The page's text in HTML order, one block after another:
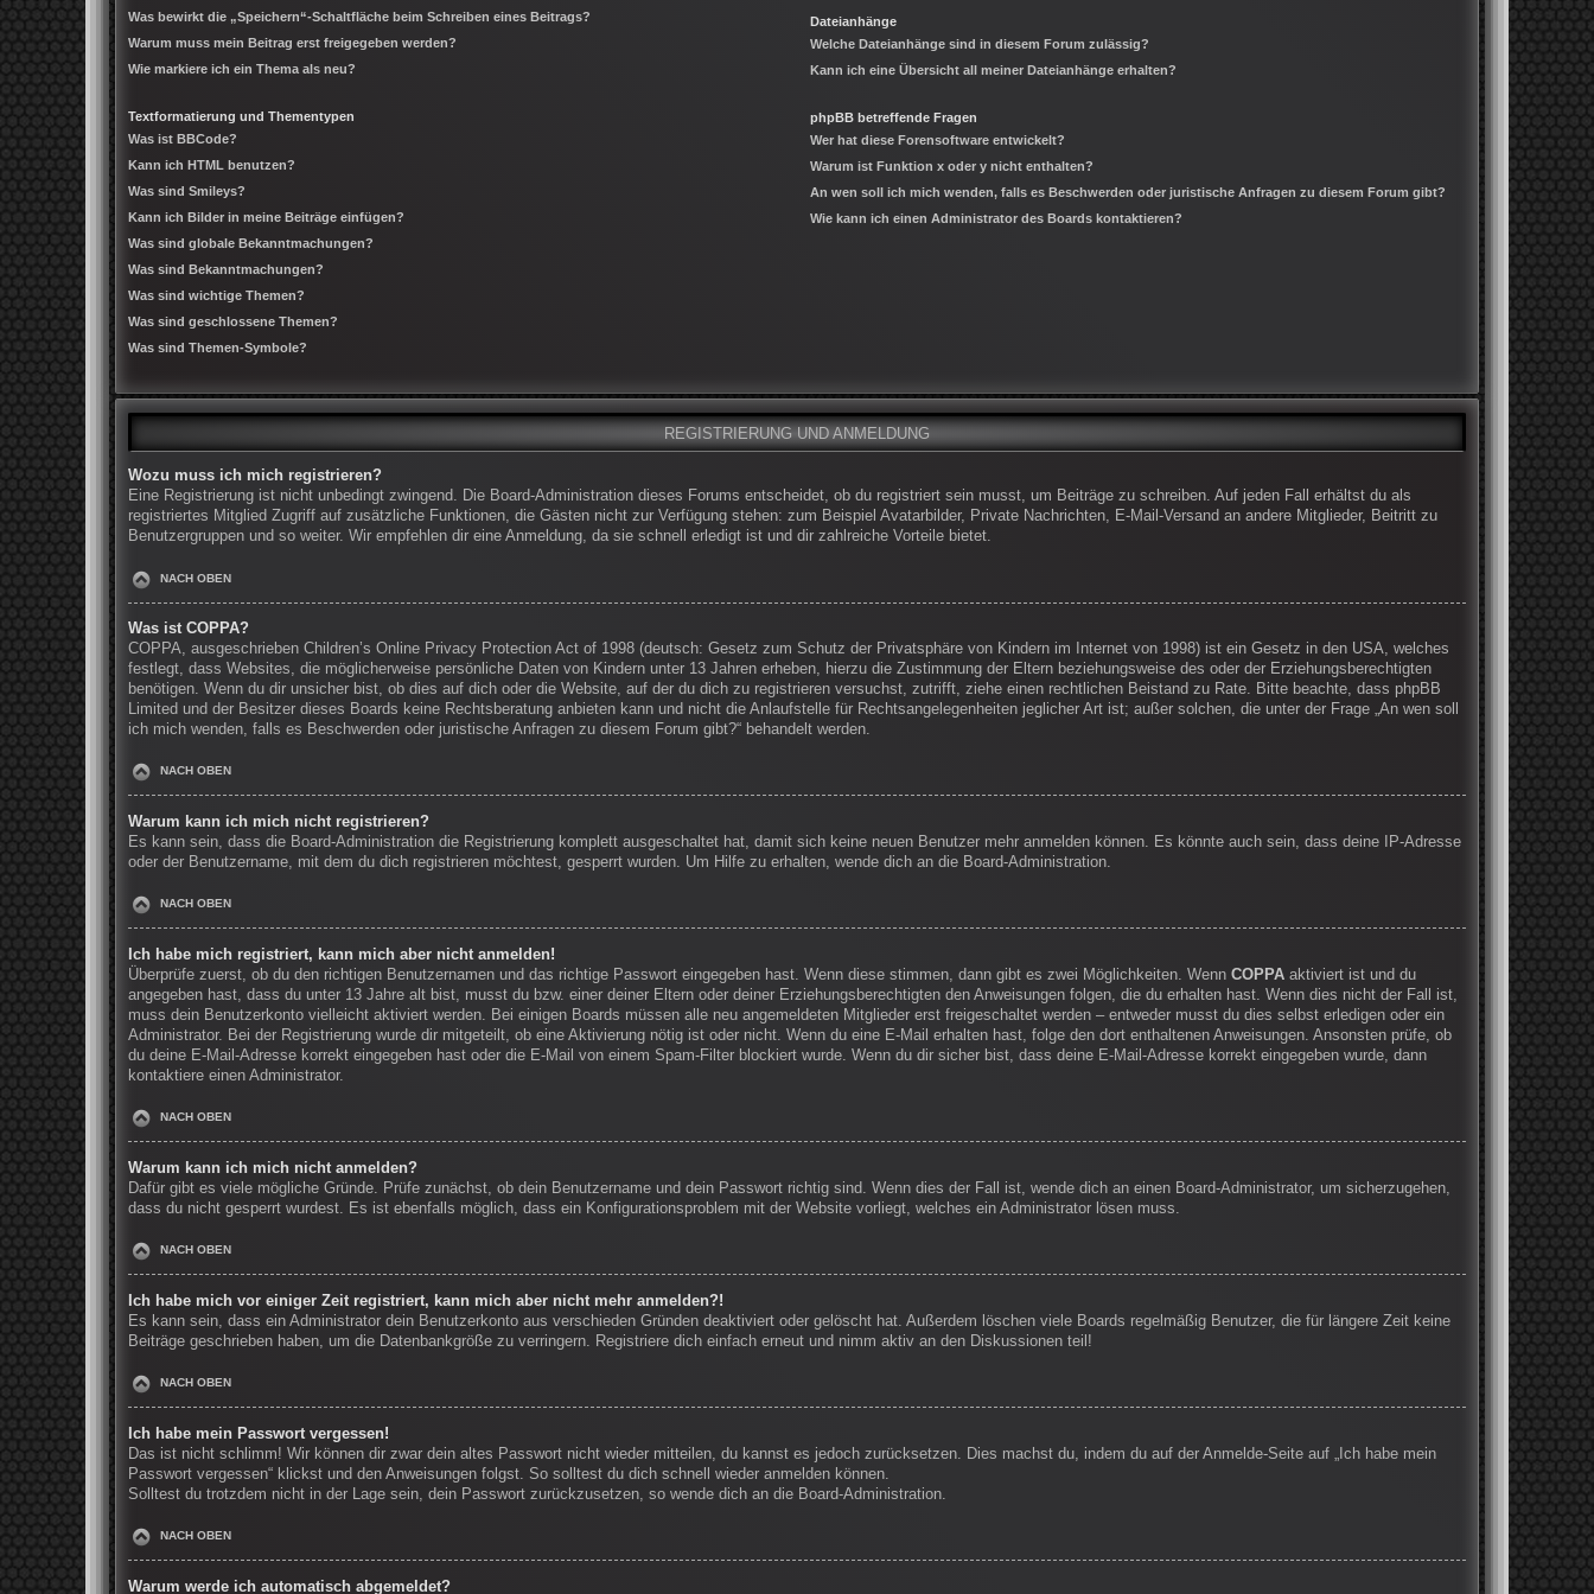
Was bewirkt die „Speichern“-Schaltfläche beim Schreiben eines Beitrags?
Warum muss mein Beitrag erst freigegeben werden?
Wie markiere ich ein Thema als neu?
Textformatierung und Thementypen
Was ist BBCode?
Kann ich HTML benutzen?
Was sind Smileys?
Kann ich Bilder in meine Beiträge einfügen?
Was sind globale Bekanntmachungen?
Was sind Bekanntmachungen?
Was sind wichtige Themen?
Was sind geschlossene Themen?
Was sind Themen-Symbole?
Dateianhänge
Welche Dateianhänge sind in diesem Forum zulässig?
Kann ich eine Übersicht all meiner Dateianhänge erhalten?
phpBB betreffende Fragen
Wer hat diese Forensoftware entwickelt?
Warum ist Funktion x oder y nicht enthalten?
An wen soll ich mich wenden, falls es Beschwerden oder juristische Anfragen zu diesem Forum gibt?
Wie kann ich einen Administrator des Boards kontaktieren?
REGISTRIERUNG UND ANMELDUNG
Wozu muss ich mich registrieren?
Eine Registrierung ist nicht unbedingt zwingend. Die Board-Administration dieses Forums entscheidet, ob du registriert sein musst, um Beiträge zu schreiben. Auf jeden Fall erhältst du als
registriertes Mitglied Zugriff auf zusätzliche Funktionen, die Gästen nicht zur Verfügung stehen: zum Beispiel Avatarbilder, Private Nachrichten, E-Mail-Versand an andere Mitglieder, Beitritt zu
Benutzergruppen und so weiter. Wir empfehlen dir eine Anmeldung, da sie schnell erledigt ist und dir zahlreiche Vorteile bietet.
NACH OBEN
Was ist COPPA?
COPPA, ausgeschrieben Children’s Online Privacy Protection Act of 1998 (deutsch: Gesetz zum Schutz der Privatsphäre von Kindern im Internet von 1998) ist ein Gesetz in den USA, welches
festlegt, dass Websites, die möglicherweise persönliche Daten von Kindern unter 13 Jahren erheben, hierzu die Zustimmung der Eltern beziehungsweise des oder der Erziehungsberechtigten
benötigen. Wenn du dir unsicher bist, ob dies auf dich oder die Website, auf der du dich zu registrieren versuchst, zutrifft, ziehe einen rechtlichen Beistand zu Rate. Bitte beachte, dass phpBB
Limited und der Besitzer dieses Boards keine Rechtsberatung anbieten kann und nicht die Anlaufstelle für Rechtsangelegenheiten jeglicher Art ist; außer solchen, die unter der Frage „An wen soll
ich mich wenden, falls es Beschwerden oder juristische Anfragen zu diesem Forum gibt?“ behandelt werden.
NACH OBEN
Warum kann ich mich nicht registrieren?
Es kann sein, dass die Board-Administration die Registrierung komplett ausgeschaltet hat, damit sich keine neuen Benutzer mehr anmelden können. Es könnte auch sein, dass deine IP-Adresse
oder der Benutzername, mit dem du dich registrieren möchtest, gesperrt wurden. Um Hilfe zu erhalten, wende dich an die Board-Administration.
NACH OBEN
Ich habe mich registriert, kann mich aber nicht anmelden!
Überprüfe zuerst, ob du den richtigen Benutzernamen und das richtige Passwort eingegeben hast. Wenn diese stimmen, dann gibt es zwei Möglichkeiten. Wenn COPPA aktiviert ist und du
angegeben hast, dass du unter 13 Jahre alt bist, musst du bzw. einer deiner Eltern oder deiner Erziehungsberechtigten den Anweisungen folgen, die du erhalten hast. Wenn dies nicht der Fall ist,
muss dein Benutzerkonto vielleicht aktiviert werden. Bei einigen Boards müssen alle neu angemeldeten Mitglieder erst freigeschaltet werden – entweder musst du dies selbst erledigen oder ein
Administrator. Bei der Registrierung wurde dir mitgeteilt, ob eine Aktivierung nötig ist oder nicht. Wenn du eine E-Mail erhalten hast, folge den dort enthaltenen Anweisungen. Ansonsten prüfe, ob
du deine E-Mail-Adresse korrekt eingegeben hast oder die E-Mail von einem Spam-Filter blockiert wurde. Wenn du dir sicher bist, dass deine E-Mail-Adresse korrekt eingegeben wurde, dann
kontaktiere einen Administrator.
NACH OBEN
Warum kann ich mich nicht anmelden?
Dafür gibt es viele mögliche Gründe. Prüfe zunächst, ob dein Benutzername und dein Passwort richtig sind. Wenn dies der Fall ist, wende dich an einen Board-Administrator, um sicherzugehen,
dass du nicht gesperrt wurdest. Es ist ebenfalls möglich, dass ein Konfigurationsproblem mit der Website vorliegt, welches ein Administrator lösen muss.
NACH OBEN
Ich habe mich vor einiger Zeit registriert, kann mich aber nicht mehr anmelden?!
Es kann sein, dass ein Administrator dein Benutzerkonto aus verschieden Gründen deaktiviert oder gelöscht hat. Außerdem löschen viele Boards regelmäßig Benutzer, die für längere Zeit keine
Beiträge geschrieben haben, um die Datenbankgröße zu verringern. Registriere dich einfach erneut und nimm aktiv an den Diskussionen teil!
NACH OBEN
Ich habe mein Passwort vergessen!
Das ist nicht schlimm! Wir können dir zwar dein altes Passwort nicht wieder mitteilen, du kannst es jedoch zurücksetzen. Dies machst du, indem du auf der Anmelde-Seite auf „Ich habe mein
Passwort vergessen“ klickst und den Anweisungen folgst. So solltest du dich schnell wieder anmelden können.
Solltest du trotzdem nicht in der Lage sein, dein Passwort zurückzusetzen, so wende dich an die Board-Administration.
NACH OBEN
Warum werde ich automatisch abgemeldet?